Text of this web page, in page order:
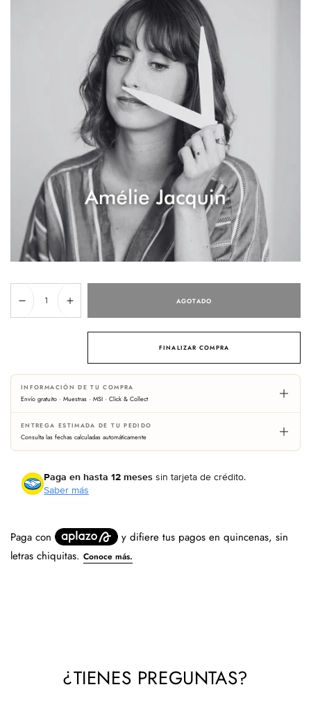
Reducir
cantidad
&amp;
Oud
Aumentar
cantidad
para
Tobacco
&amp;
Oud
AGOTADO
FINALIZAR COMPRA
INFORMACIÓN DE TU COMPRA
Envío gratuito · Muestras · MSI · Click & Collect
ENTREGA ESTIMADA DE TU PEDIDO
Consulta las fechas calculadas automáticamente
Paga en hasta 12 meses sin tarjeta de crédito.
Saber más
¿TIENES PREGUNTAS?